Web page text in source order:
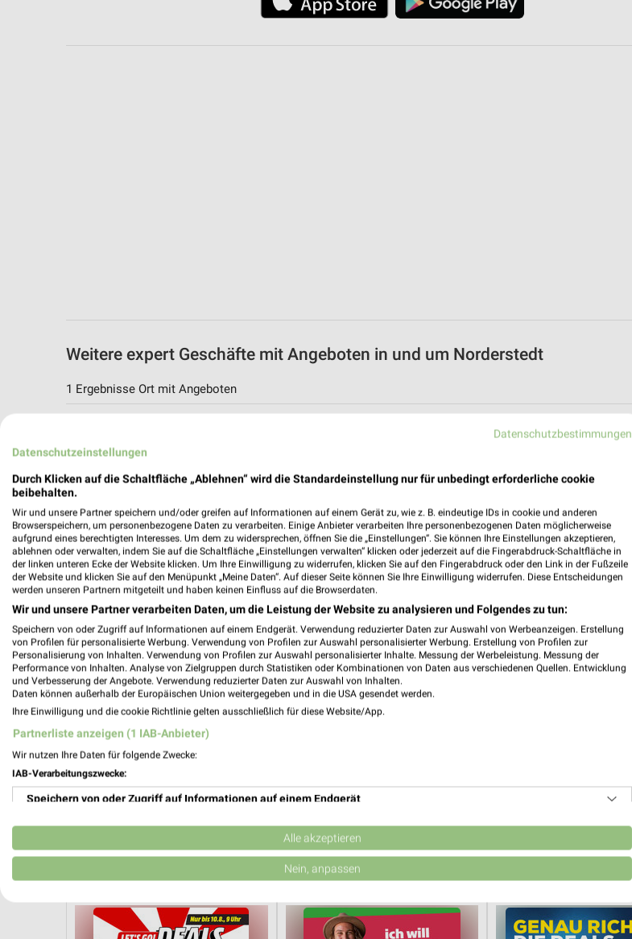
Weitere expert Geschäfte mit Angeboten in und um Norderstedt
1 Ergebnisse Ort mit Angeboten
Neustadt, Deutschland
246,76 km
Elektromärkte Angebote für Norderstedt und Umgebung
4 Prospekte
Datenschutzbestimmungen
Datenschutzeinstellungen
Durch Klicken auf die Schaltfläche „Ablehnen“ wird die Standardeinstellung nur für unbedingt erforderliche cookie
beibehalten.
Wir und unsere Partner speichern und/oder greifen auf Informationen auf einem Gerät zu, wie z. B. eindeutige IDs in cookie und anderen
Browserspeichern, um personenbezogene Daten zu verarbeiten. Einige Anbieter verarbeiten Ihre personenbezogenen Daten möglicherweise
aufgrund eines berechtigten Interesses. Um dem zu widersprechen, öffnen Sie die „Einstellungen“. Sie können Ihre Einstellungen akzeptieren,
ablehnen oder verwalten, indem Sie auf die Schaltfläche „Einstellungen verwalten“ klicken oder jederzeit auf die Fingerabdruck-Schaltfläche in
der linken unteren Ecke der Website klicken. Um Ihre Einwilligung zu widerrufen, klicken Sie auf den Fingerabdruck oder den Link in der Fußzeile
der Website und klicken Sie auf den Menüpunkt „Meine Daten“. Auf dieser Seite können Sie Ihre Einwilligung widerrufen. Diese Entscheidungen
werden unseren Partnern mitgeteilt und haben keinen Einfluss auf die Browserdaten.
Wir und unsere Partner verarbeiten Daten, um die Leistung der Website zu analysieren und Folgendes zu tun:
Speichern von oder Zugriff auf Informationen auf einem Endgerät. Verwendung reduzierter Daten zur Auswahl von Werbeanzeigen. Erstellung
von Profilen für personalisierte Werbung. Verwendung von Profilen zur Auswahl personalisierter Werbung. Erstellung von Profilen zur
Personalisierung von Inhalten. Verwendung von Profilen zur Auswahl personalisierter Inhalte. Messung der Werbeleistung. Messung der
Performance von Inhalten. Analyse von Zielgruppen durch Statistiken oder Kombinationen von Daten aus verschiedenen Quellen. Entwicklung
und Verbesserung der Angebote. Verwendung reduzierter Daten zur Auswahl von Inhalten.
Daten können außerhalb der Europäischen Union weitergegeben und in die USA gesendet werden.
Ihre Einwilligung und die cookie Richtlinie gelten ausschließlich für diese Website/App.
Partnerliste anzeigen (1 IAB-Anbieter)
Wir nutzen Ihre Daten für folgende Zwecke:
IAB-Verarbeitungszwecke:
Speichern von oder Zugriff auf Informationen auf einem Endgerät
Verwendung reduzierter Daten zur Auswahl von Werbeanzeigen
Erstellung von Profilen für personalisierte Werbung
Erstellung von Profilen zur Personalisierung von Inhalten
Alle akzeptieren
Nein, anpassen